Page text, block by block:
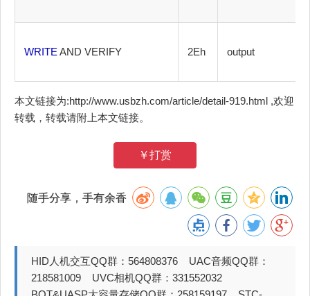
WRITE AND VERIFY 2Eh output
本文链接为:http://www.usbzh.com/article/detail-919.html ,欢迎
转载，转载请附上本文链接。
￥打赏
随手分享，手有余香
HID人机交互QQ群：564808376 UAC音频QQ群：
218581009 UVC相机QQ群：331552032